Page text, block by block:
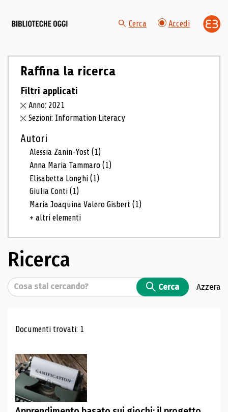
Cerca Accedi
Raffina la ricerca
Filtri applicati
Anno: 2021
Sezioni: Information Literacy
Autori
Alessia Zanin-Yost(1)
Anna Maria Tammaro(1)
Elisabetta Longhi(1)
Giulia Conti(1)
Maria Joaquina Valero Gisbert(1)
+ altri elementi
Ricerca
Cerca Cerca Azzera
Risultati di ricerca
Documenti trovati: 1